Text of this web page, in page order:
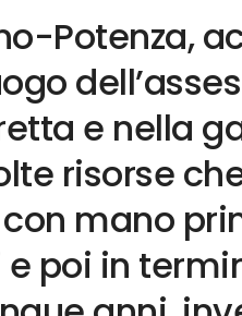
Potenza,
e nella
risorse
mano
poi in